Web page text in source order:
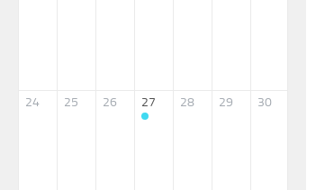
24 25 26 27 28 29 30